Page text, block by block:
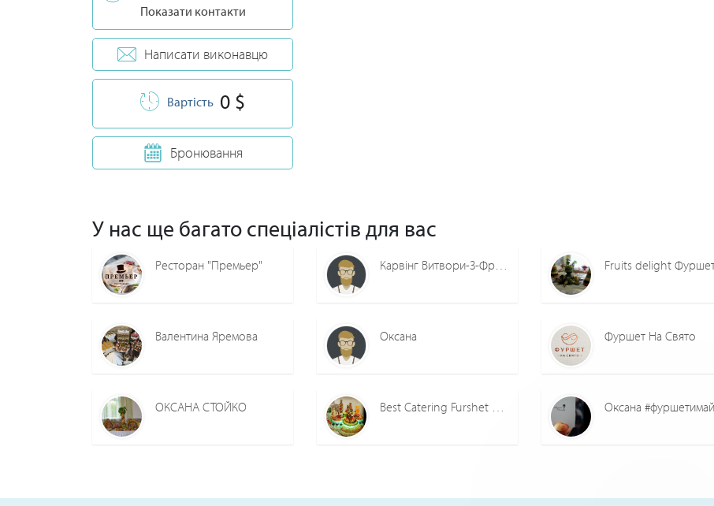
Показати контакти
Написати виконавцю
Вартість 0 $
Бронювання
У нас ще багато спеціалістів для вас
Ресторан "Премьер" Карвінг Витвори-З-Фруктів-Та-Овочів Fruits delight
Валентина Яремова Оксана Фуршет На Свято
ОКСАНА СТОЙКО Best Catering Furshet Володимир